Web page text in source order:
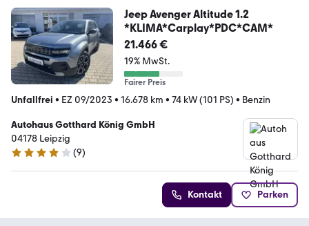
Jeep Avenger Altitude 1.2
*KLIMA*Carplay*PDC*CAM*
21.466 €
19% MwSt.
Fairer Preis
Unfallfrei • EZ 09/2023 • 16.678 km • 74 kW (101 PS) • Benzin
Autohaus Gotthard König GmbH
04178 Leipzig
4 Sterne
(9)
Kontakt Parken